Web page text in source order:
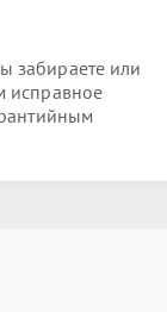
забираете или
исправное